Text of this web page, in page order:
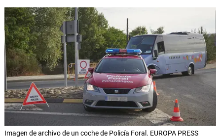
Imagen de archivo de un coche de Policía Foral. EUROPA PRESS